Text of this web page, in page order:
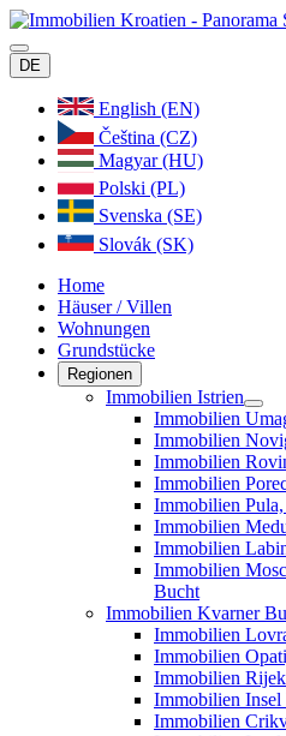
DE
English (EN)
Čeština (CZ)
Magyar (HU)
Polski (PL)
Svenska (SE)
Slovák (SK)
Home
Häuser / Villen
Wohnungen
Grundstücke
Regionen
Immobilien Istrien
Immobilien
Immobilien
Immobilien
Immobilien
Immobilien
Immobilien
Immobilien
Immobilien
Bucht
Immobilien Kvarner
Immobilien
Immobilien
Immobilien
Immobilien
Immobilien